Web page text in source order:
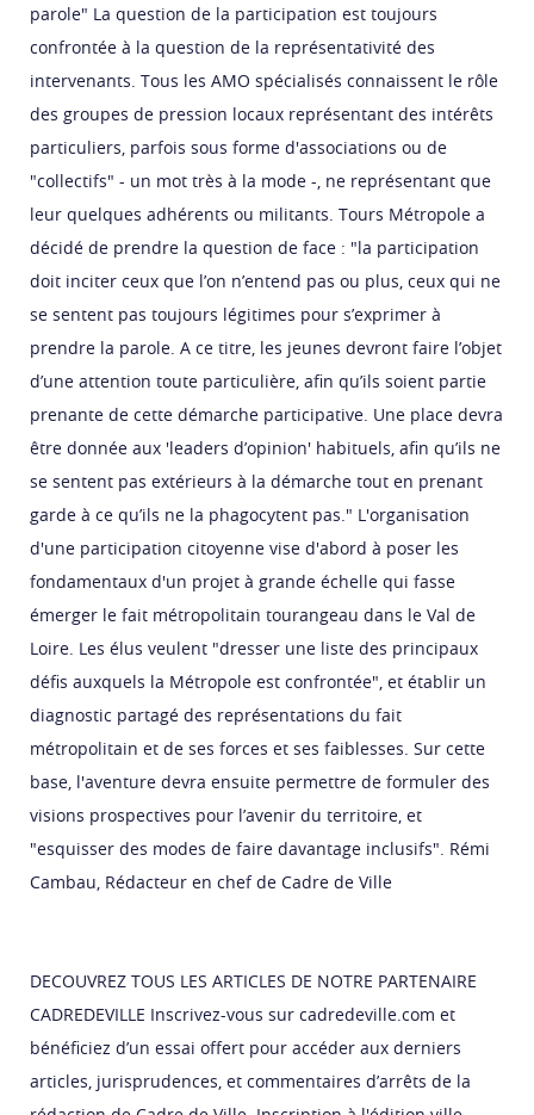
parole" La question de la participation est toujours
confrontée à la question de la représentativité des
intervenants. Tous les AMO spécialisés connaissent le rôle
des groupes de pression locaux représentant des intérêts
particuliers, parfois sous forme d'associations ou de
"collectifs" - un mot très à la mode -, ne représentant que
leur quelques adhérents ou militants. Tours Métropole a
décidé de prendre la question de face : "la participation
doit inciter ceux que l’on n’entend pas ou plus, ceux qui ne
se sentent pas toujours légitimes pour s’exprimer à
prendre la parole. A ce titre, les jeunes devront faire l’objet
d’une attention toute particulière, afin qu’ils soient partie
prenante de cette démarche participative. Une place devra
être donnée aux 'leaders d’opinion' habituels, afin qu’ils ne
se sentent pas extérieurs à la démarche tout en prenant
garde à ce qu’ils ne la phagocytent pas." L'organisation
d'une participation citoyenne vise d'abord à poser les
fondamentaux d'un projet à grande échelle qui fasse
émerger le fait métropolitain tourangeau dans le Val de
Loire. Les élus veulent "dresser une liste des principaux
défis auxquels la Métropole est confrontée", et établir un
diagnostic partagé des représentations du fait
métropolitain et de ses forces et ses faiblesses. Sur cette
base, l'aventure devra ensuite permettre de formuler des
visions prospectives pour l’avenir du territoire, et
"esquisser des modes de faire davantage inclusifs". Rémi
Cambau, Rédacteur en chef de Cadre de Ville
DECOUVREZ TOUS LES ARTICLES DE NOTRE PARTENAIRE
CADREDEVILLE Inscrivez-vous sur cadredeville.com et
bénéficiez d’un essai offert pour accéder aux derniers
articles, jurisprudences, et commentaires d’arrêts de la